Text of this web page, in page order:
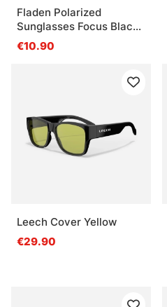
Fladen Polarized
Sunglasses Focus Black
Frame Grey Lens
€10.90
Leech Cover Yellow
€29.90